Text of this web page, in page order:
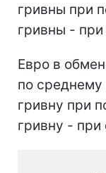
гривны при
гривны -
Евро в
по среднему
гривну при
гривну -